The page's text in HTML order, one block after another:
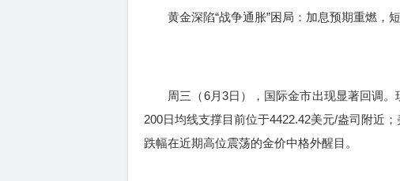
黄金深陷“战争通胀”困局：加息预期重燃，
周三（6月3日），国际金市出现显著回调。
200日均线支撑目前位于4422.42美元/盎司附近
跌幅在近期高位震荡的金价中格外醒目。